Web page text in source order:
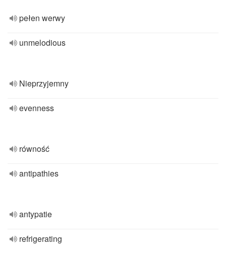
pełen werwy
unmelodious
Nieprzyjemny
evenness
równość
antipathies
antypatie
refrigerating